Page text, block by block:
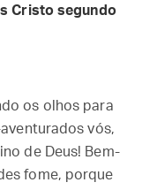
Cristo segundo
os olhos para
vós,
de Deus! Bem-
fome, porque